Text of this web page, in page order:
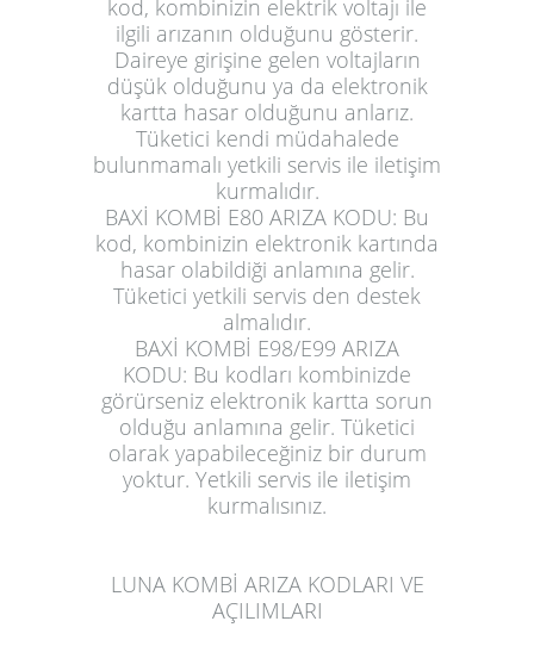
kod, kombinizin elektrik voltajı ile
ilgili arızanın olduğunu gösterir.
Daireye girişine gelen voltajların
düşük olduğunu ya da elektronik
kartta hasar olduğunu anlarız.
Tüketici kendi müdahalede
bulunmamalı yetkili servis ile iletişim
kurmalıdır.
BAXİ KOMBİ E80 ARIZA KODU: Bu
kod, kombinizin elektronik kartında
hasar olabildiği anlamına gelir.
Tüketici yetkili servis den destek
almalıdır.
BAXİ KOMBİ E98/E99 ARIZA
KODU: Bu kodları kombinizde
görürseniz elektronik kartta sorun
olduğu anlamına gelir. Tüketici
olarak yapabileceğiniz bir durum
yoktur. Yetkili servis ile iletişim
kurmalısınız.
LUNA KOMBİ ARIZA KODLARI VE
AÇILIMLARI